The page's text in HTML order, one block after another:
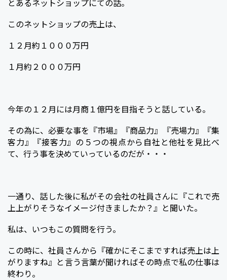
o
o
k
e
r
t
とあるネットショップにての話。
このネットショップの売上は、
１２月約１０００万円
１月約２０００万円
今年の１２月には月商１億円を目指そうと話している。
その為に、必要な事を『市場』『商品力』『売場力』『集
客力』『接客力』の５つの視点から自社と他社を見比べ
て、行う事を決めていっているのだが・・・
一通り、話した後に私がその会社の社員さんに『これで売
上上がりそうなイメージ付きましたか？』と聞いた。
私は、いつもこの質問を行う。
この時に、社員さんから『確かにそこまですれば売上は上
がりますね』と言う言葉が聞ければその時点で私の仕事は
終わり。